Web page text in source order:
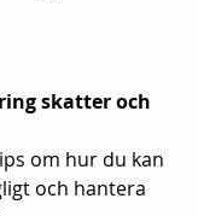
skatter och
och hantera